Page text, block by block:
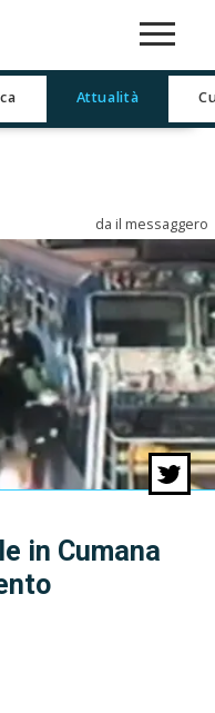
Attualità
da il messaggero
in Cumana